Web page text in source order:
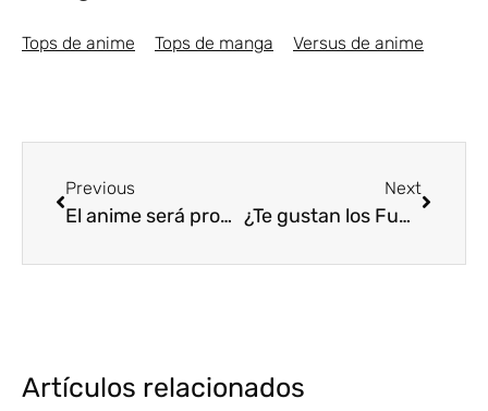
Tops de anime Tops de manga Versus de anime
Previous
El anime será prohibido: La ONU está detrás de todo
Next
¿Te gustan los Funko de anime? Estos son los más costosos [Top3]
Artículos relacionados